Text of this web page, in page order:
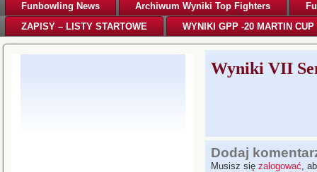
Funbowling News Archiwum Wyniki Top Fighters
ZAPISY – LISTY STARTOWE
WYNIKI GPP -20 MARTIN CUP
Wyniki VII
Dodaj
Musisz się zalogować,